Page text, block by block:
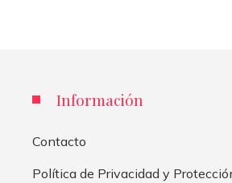
Información
Contacto
Política de Privacidad y